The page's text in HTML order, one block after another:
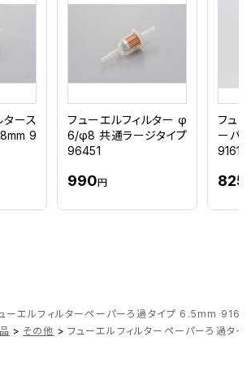
タース
9
フューエルフィルター φ
6/φ8 共通ラージタイプ
96451
990円
フュ
ーパ
91615
825
ーエルフィルターペーパーろ過タイプ 6.5mm
> その他 > フューエルフィルターペーパーろ過タ